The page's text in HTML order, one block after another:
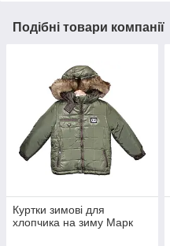
Подібні товари компанії
Куртки зимові для
хлопчика на зиму Марк